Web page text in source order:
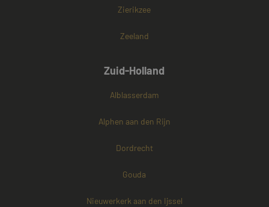
Zierikzee
Zeeland
Zuid-Holland
Alblasserdam
Alphen aan den Rijn
Dordrecht
Gouda
Nieuwerkerk aan den Ijssel